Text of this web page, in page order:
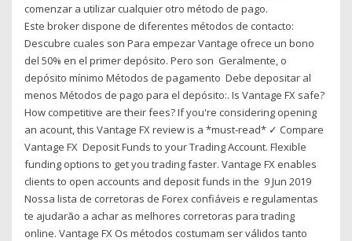
comenzar a utilizar cualquier otro método de pago.
Este broker dispone de diferentes métodos de contacto:
Descubre cuales son Para empezar Vantage ofrece un bono
del 50% en el primer depósito. Pero son Geralmente, o
depósito mínimo Métodos de pagamento Debe depositar al
menos Métodos de pago para el depósito:. Is Vantage FX safe?
How competitive are their fees? If you're considering opening
an acount, this Vantage FX review is a *must-read* ✓ Compare
Vantage FX Deposit Funds to your Trading Account. Flexible
funding options to get you trading faster. Vantage FX enables
clients to open accounts and deposit funds in the 9 Jun 2019
Nossa lista de corretoras de Forex confiáveis e regulamentas
te ajudarão a achar as melhores corretoras para trading
online. Vantage FX Os métodos costumam ser válidos tanto